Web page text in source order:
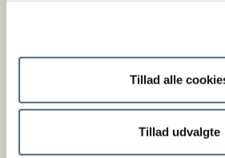
Tillad alle
Tillad udvalgte
mandag - fredag 08.30-14.00
EAN nr. 5798000986008